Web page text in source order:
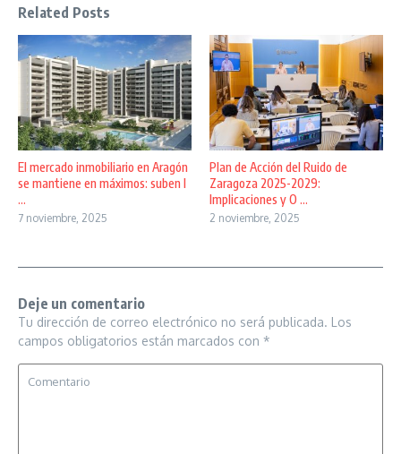
Related Posts
El mercado inmobiliario en Aragón
se mantiene en máximos: suben l
...
7 noviembre, 2025
Plan de Acción del Ruido de
Zaragoza 2025-2029:
Implicaciones y O ...
2 noviembre, 2025
Deje un comentario
Tu dirección de correo electrónico no será publicada. Los
campos obligatorios están marcados con *